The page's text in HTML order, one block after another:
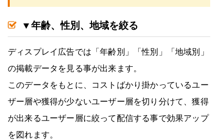
▼年齢、性別、地域を絞る
ディスプレイ広告では「年齢別」「性別」「地域別」
の掲載データを見る事が出来ます。
このデータをもとに、コストばかり掛かっているユー
ザー層や獲得が少ないユーザー層を切り分けて、獲得
が出来るユーザー層に絞って配信する事で効果アップ
を図れます。